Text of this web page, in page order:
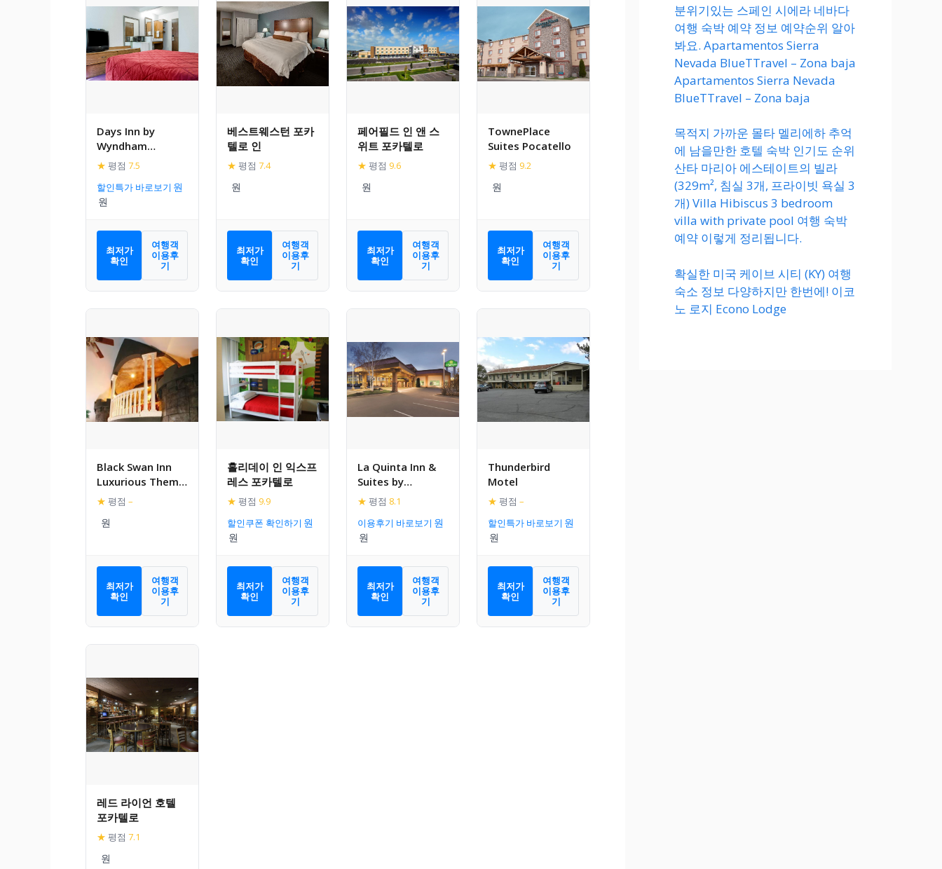
Days Inn by
Wyndham
Pocatello
★ 평점 7.5
할인특가 바로보기
최저가
확인
여행객
이용후
기
베스트웨스턴 포카
텔로 인
★ 평점 7.4
최저가
확인
여행객
이용후
기
페어필드 인 앤 스
위트 포카텔로
★ 평점 9.6
최저가
확인
여행객
이용후
기
TownePlace
Suites Pocatello
★ 평점 9.2
최저가
확인
여행객
이용후
기
Black Swan Inn
Luxurious Theme
Rooms
★ 평점 –
최저가
확인
여행객
이용후
기
홀리데이 인 익스프
레스 포카텔로
★ 평점 9.9
할인쿠폰 확인하기
최저가
확인
여행객
이용후
기
La Quinta Inn &
Suites by
Wyndham
★ 평점 8.1
이용후기 바로보기
최저가
확인
여행객
이용후
기
Thunderbird
Motel
★ 평점 –
할인특가 바로보기
최저가
확인
여행객
이용후
기
레드 라이언 호텔
포카텔로
★ 평점 7.1
분위기있는 스페인 시에라 네바다
여행 숙박 예약 정보 예약순위 알아
봐요. Apartamentos Sierra
Nevada BlueTTravel – Zona baja
Apartamentos Sierra Nevada
BlueTTravel – Zona baja
목적지 가까운 몰타 멜리에하 추억
에 남을만한 호텔 숙박 인기도 순위
산타 마리아 에스테이트의 빌라
(329m², 침실 3개, 프라이빗 욕실 3
개) Villa Hibiscus 3 bedroom
villa with private pool 여행 숙박
예약 이렇게 정리됩니다.
확실한 미국 케이브 시티 (KY) 여행
숙소 정보 다양하지만 한번에! 이코
노 로지 Econo Lodge